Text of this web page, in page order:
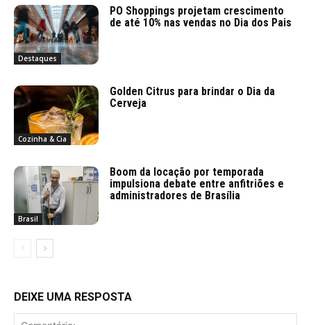
Destaques
PO Shoppings projetam crescimento
de até 10% nas vendas no Dia dos Pais
Cozinha & Cia
Golden Citrus para brindar o Dia da
Cerveja
Brasil
Boom da locação por temporada
impulsiona debate entre anfitriões e
administradores de Brasília
DEIXE UMA RESPOSTA